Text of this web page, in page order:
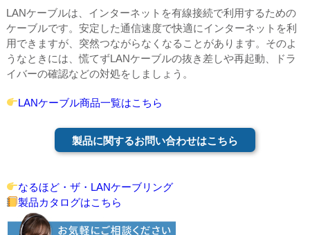
LANケーブルは、インターネットを有線接続で利用するための
ケーブルです。安定した通信速度で快適にインターネットを利
用できますが、突然つながらなくなることがあります。そのよ
うなときには、慌てずLANケーブルの抜き差しや再起動、ドラ
イバーの確認などの対処をしましょう。
LANケーブル商品一覧はこちら
製品に関するお問い合わせはこちら
なるほど・ザ・LANケーブリング
製品カタログはこちら